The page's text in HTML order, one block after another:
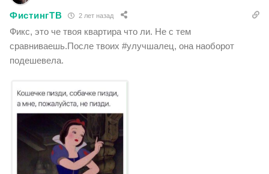
ФистингТВ 2 лет назад
Фикс, это че твоя квартира что ли. Не с тем
сравниваешь.После твоих #улучшалец, она наоборот
подешевела.